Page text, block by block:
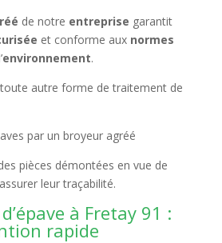
de notre entreprise garantit
et conforme aux normes
environnement.
autre forme de traitement de
par un broyeur agréé
pièces démontées en vue de
leur traçabilité.
à Fretay 91 :
rapide